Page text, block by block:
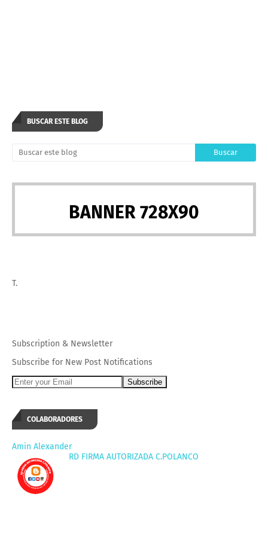
BUSCAR ESTE BLOG
BANNER 728X90
T.
Subscription & Newsletter
Subscribe for New Post Notifications
COLABORADORES
Amin Alexander
RD FIRMA AUTORIZADA C.POLANCO